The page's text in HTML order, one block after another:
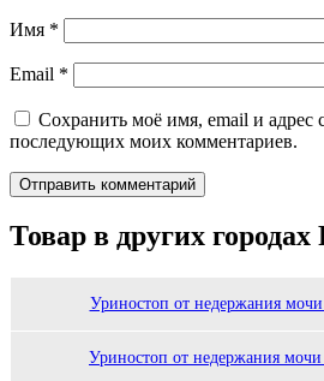
Имя *
Email *
Сохранить моё имя, email и адрес
последующих моих комментариев.
Товар в других городах
Уриностоп от недержания
Уриностоп от недержания